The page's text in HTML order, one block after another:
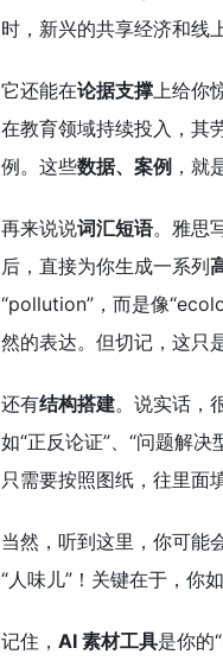
时，新兴的共享经济和线
它还能在论据支撑上给你
在教育领域持续投入，其
例。这些数据、案例 ，就
再来说说词汇短语。雅思
后，直接为你生成一系列
“pollution”，而是像
然的表达。但切记，这只
还有结构搭建。说实话，
如“正反论证”、“问题解
只需要按照图纸，往里面
当然，听到这里，你可能
“人味儿”！关键在于，你
记住， AI 素材工具是你的